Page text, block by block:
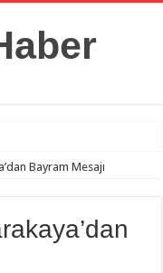
Güçlensin”
Gününe Yoğun İlgi
Bayram Mesajı